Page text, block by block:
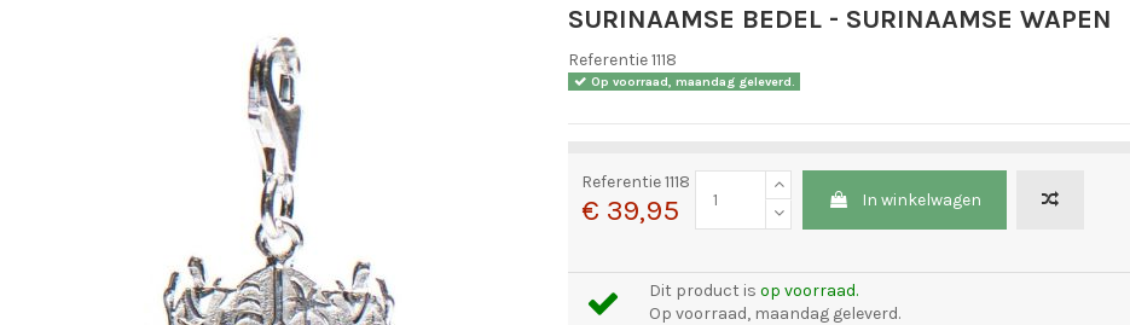
SURINAAMSE BEDEL - SURINAAMSE WAPEN
Referentie1118
Op voorraad, maandag geleverd.
Referentie1118
€ 39,95 In winkelwagen
Dit product is op voorraad.
Op voorraad, maandag geleverd.